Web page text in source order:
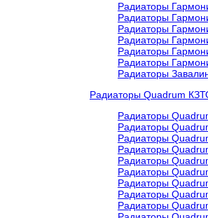
Радиаторы
Радиаторы
Радиаторы
Радиаторы
Радиаторы
Радиаторы
Радиаторы
Радиаторы Quadrum
Радиаторы
Радиаторы
Радиаторы
Радиаторы
Радиаторы
Радиаторы
Радиаторы
Радиаторы
Радиаторы